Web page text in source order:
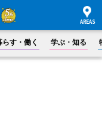
らす・働く 学ぶ・知る